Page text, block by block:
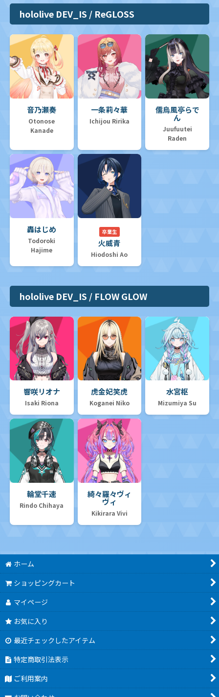
hololive DEV_IS / ReGLOSS
音乃瀬奏
Otonose
Kanade
一条莉々華
Ichijou Ririka
儒烏風亭らで
ん
Juufuutei
Raden
轟はじめ
Todoroki
Hajime
卒業生
火威青
Hiodoshi Ao
hololive DEV_IS / FLOW GLOW
響咲リオナ
Isaki Riona
虎金妃笑虎
Koganei Niko
水宮枢
Mizumiya Su
輪堂千速
Rindo Chihaya
綺々羅々ヴィ
ヴィ
Kikirara Vivi
ホーム
ショッピングカート
マイページ
お気に入り
最近チェックしたアイテム
特定商取引法表示
ご利用案内